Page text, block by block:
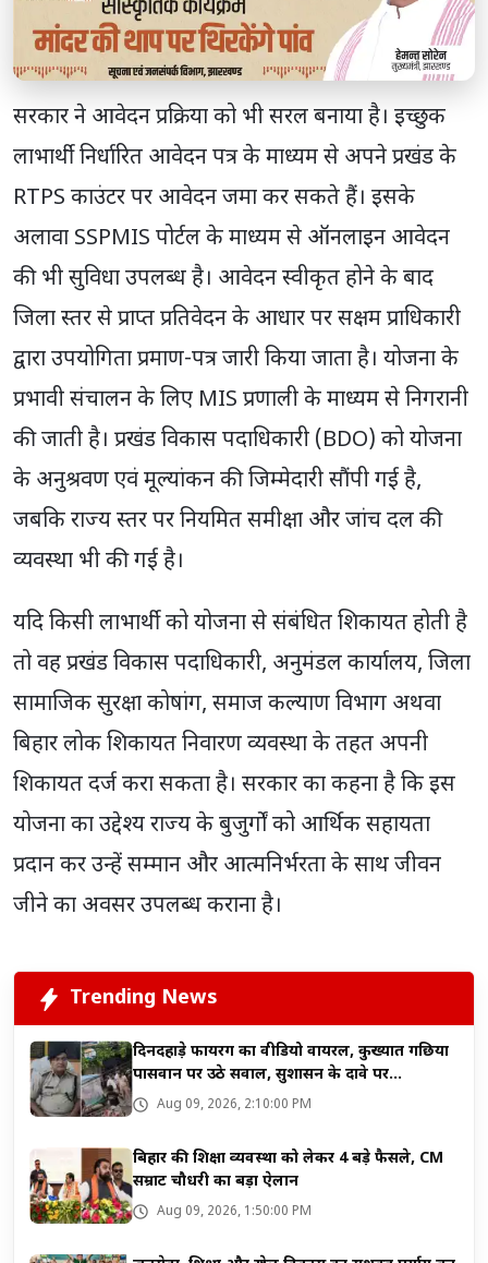
सरकार ने आवेदन प्रक्रिया को भी सरल बनाया है। इच्छुक
लाभार्थी निर्धारित आवेदन पत्र के माध्यम से अपने प्रखंड के
RTPS काउंटर पर आवेदन जमा कर सकते हैं। इसके
अलावा SSPMIS पोर्टल के माध्यम से ऑनलाइन आवेदन
की भी सुविधा उपलब्ध है। आवेदन स्वीकृत होने के बाद
जिला स्तर से प्राप्त प्रतिवेदन के आधार पर सक्षम प्राधिकारी
द्वारा उपयोगिता प्रमाण-पत्र जारी किया जाता है। योजना के
प्रभावी संचालन के लिए MIS प्रणाली के माध्यम से निगरानी
की जाती है। प्रखंड विकास पदाधिकारी (BDO) को योजना
के अनुश्रवण एवं मूल्यांकन की जिम्मेदारी सौंपी गई है,
जबकि राज्य स्तर पर नियमित समीक्षा और जांच दल की
व्यवस्था भी की गई है।
यदि किसी लाभार्थी को योजना से संबंधित शिकायत होती है
तो वह प्रखंड विकास पदाधिकारी, अनुमंडल कार्यालय, जिला
सामाजिक सुरक्षा कोषांग, समाज कल्याण विभाग अथवा
बिहार लोक शिकायत निवारण व्यवस्था के तहत अपनी
शिकायत दर्ज करा सकता है। सरकार का कहना है कि इस
योजना का उद्देश्य राज्य के बुजुर्गों को आर्थिक सहायता
प्रदान कर उन्हें सम्मान और आत्मनिर्भरता के साथ जीवन
जीने का अवसर उपलब्ध कराना है।
Trending News
दिनदहाड़े फायरिंग का वीडियो वायरल, कुख्यात गछिया
पासवान पर उठे सवाल, सुशासन के दावे पर...
Aug 09, 2026, 2:10:00 PM
बिहार की शिक्षा व्यवस्था को लेकर 4 बड़े फैसले, CM
सम्राट चौधरी का बड़ा ऐलान
Aug 09, 2026, 1:50:00 PM